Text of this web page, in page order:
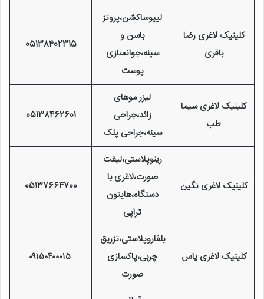
کلینیک لاغری رضا
باقری
لیپوساکشن،پروتز
باسن و
سینه،جوانسازی
پوست
05138402315
کلینیک لاغری سیما
طب
لیزر موهای
زائد،جراحی
سینه،جراحی پلک
05138462601
کلینیک لاغری نگین
رینوپلاستی،لیفت
صورت،لاغری با
دستگاه،هایتون
تراپی
05137664700
کلینیک لاغری یاس
بلفاروپلاستی،تزریق
چربی،پاکسازی
صورت
۰۹۱۵۰۴۰۰۰۱۵